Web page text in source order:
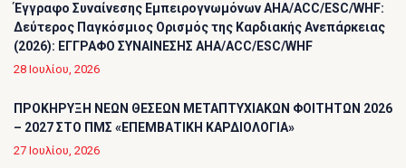
Έγγραφο Συναίνεσης Εμπειρογνωμόνων AHA/ACC/ESC/WHF:
Δεύτερος Παγκόσμιος Ορισμός της Καρδιακής Ανεπάρκειας
(2026): ΕΓΓΡΑΦΟ ΣΥΝΑΙΝΕΣΗΣ AHA/ACC/ESC/WHF
28 Ιουλίου, 2026
ΠΡΟΚΗΡΥΞΗ ΝΕΩΝ ΘΕΣΕΩΝ ΜΕΤΑΠΤΥΧΙΑΚΩΝ ΦΟΙΤΗΤΩΝ 2026
– 2027 ΣΤΟ ΠΜΣ «ΕΠΕΜΒΑΤΙΚΗ ΚΑΡΔΙΟΛΟΓΙΑ»
27 Ιουλίου, 2026